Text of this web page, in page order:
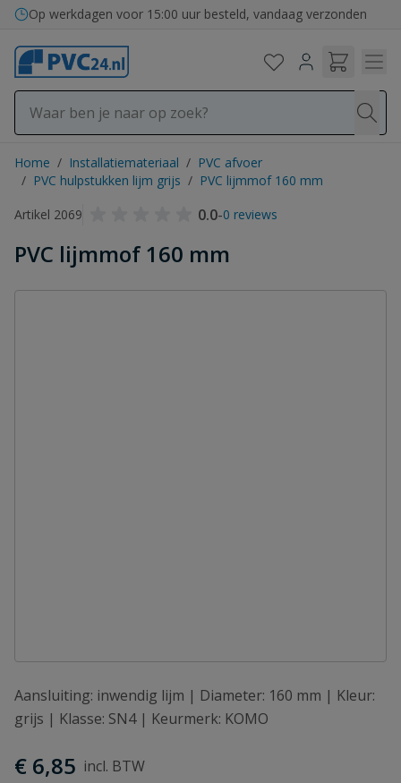
Ga naar de inhoud
Op werkdagen voor 15:00 uur besteld, vandaag verzonden
Home / Installatiemateriaal / PVC afvoer
/ PVC hulpstukken lijm grijs / PVC lijmmof 160 mm
Artikel 2069
0.0-0 reviews
PVC lijmmof 160 mm
Aansluiting: inwendig lijm | Diameter: 160 mm | Kleur:
grijs | Klasse: SN4 | Keurmerk: KOMO
€ 6,85